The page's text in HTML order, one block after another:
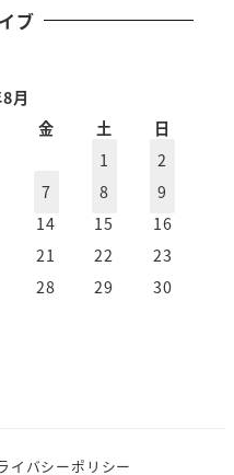
ブ
月
金 土
日
1
2
7 8
9
14 15
16
21 22
23
28 29
30
イバシーポリシー